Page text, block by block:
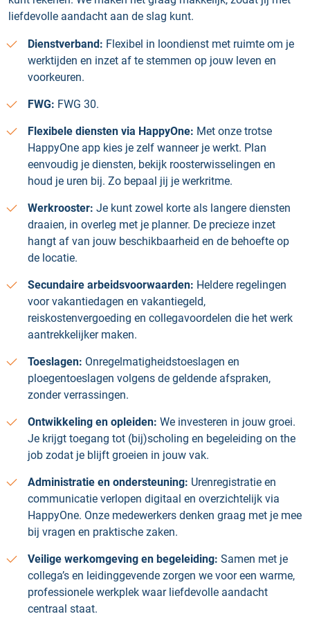
liefdevolle aandacht aan de slag kunt.
Dienstverband: Flexibel in loondienst met ruimte om je
werktijden en inzet af te stemmen op jouw leven en
voorkeuren.
FWG: FWG 30.
Flexibele diensten via HappyOne: Met onze trotse
HappyOne app kies je zelf wanneer je werkt. Plan
eenvoudig je diensten, bekijk roosterwisselingen en
houd je uren bij. Zo bepaal jij je werkritme.
Werkrooster: Je kunt zowel korte als langere diensten
draaien, in overleg met je planner. De precieze inzet
hangt af van jouw beschikbaarheid en de behoefte op
de locatie.
Secundaire arbeidsvoorwaarden: Heldere regelingen
voor vakantiedagen en vakantiegeld,
reiskostenvergoeding en collegavoordelen die het werk
aantrekkelijker maken.
Toeslagen: Onregelmatigheidstoeslagen en
ploegentoeslagen volgens de geldende afspraken,
zonder verrassingen.
Ontwikkeling en opleiden: We investeren in jouw groei.
Je krijgt toegang tot (bij)scholing en begeleiding on the
job zodat je blijft groeien in jouw vak.
Administratie en ondersteuning: Urenregistratie en
communicatie verlopen digitaal en overzichtelijk via
HappyOne. Onze medewerkers denken graag met je mee
bij vragen en praktische zaken.
Veilige werkomgeving en begeleiding: Samen met je
collega’s en leidinggevende zorgen we voor een warme,
professionele werkplek waar liefdevolle aandacht
centraal staat.